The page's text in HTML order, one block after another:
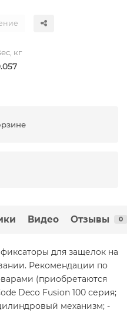
кг
Видео Отзывы 0
для защелок на
Рекомендации по
(приобретаются
Deco Fusion 100 серия;
механизм; -